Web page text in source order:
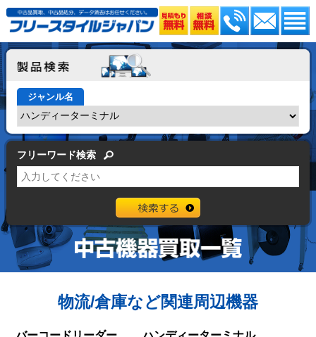
ジャンル名
フリーワード検索
物流/倉庫など関連周辺機器